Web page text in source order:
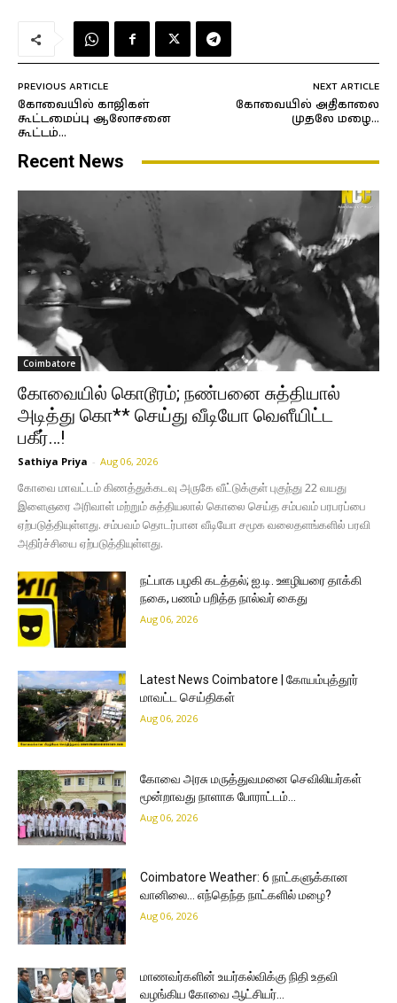
PREVIOUS ARTICLE
கோவையில் காஜிகள்
கூட்டமைப்பு ஆலோசனை
கூட்டம்…
NEXT ARTICLE
கோவையில் அதிகாலை
முதலே மழை…
Recent News
Coimbatore
கோவையில் கொடூரம்; நண்பனை சுத்தியால்
அடித்து கொ** செய்து வீடியோ வெளீயிட்ட
பகீர்…!
Sathiya Priya - Aug 06, 2026
கோவை மாவட்டம் கிணத்துக்கடவு அருகே வீட்டுக்குள் புகுந்து 22 வயது
இளைஞரை அரிவாள் மற்றும் சுத்தியலால் கொலை செய்த சம்பவம் பரபரப்பை
ஏற்படுத்தியுள்ளது. சம்பவம் தொடர்பான வீடியோ சமூக வலைதளங்களில் பரவி
அதிர்ச்சியை ஏற்படுத்தியுள்ளது.
நட்பாக பழகி கடத்தல்; ஐ.டி. ஊழியரை தாக்கி
நகை, பணம் பறித்த நால்வர் கைது
Aug 06, 2026
Latest News Coimbatore | கோயம்புத்தூர்
மாவட்ட செய்திகள்
Aug 06, 2026
கோவை அரசு மருத்துவமனை செவிலியர்கள்
மூன்றாவது நாளாக போராட்டம்…
Aug 06, 2026
Coimbatore Weather: 6 நாட்களுக்கான
வானிலை… எந்தெந்த நாட்களில் மழை?
Aug 06, 2026
மாணவர்களின் உயர்கல்விக்கு நிதி உதவி
வழங்கிய கோவை ஆட்சியர்…